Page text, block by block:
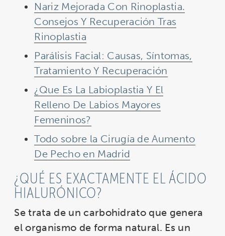
Nariz Mejorada Con Rinoplastia.
Consejos Y Recuperación Tras
Rinoplastia
Parálisis Facial: Causas, Síntomas,
Tratamiento Y Recuperación
¿Que Es La Labioplastia Y El
Relleno De Labios Mayores
Femeninos?
Todo sobre la Cirugía de Aumento
De Pecho en Madrid
¿QUÉ ES EXACTAMENTE EL ÁCIDO
HIALURÓNICO?
Se trata de un carbohidrato que genera
el organismo de forma natural. Es un